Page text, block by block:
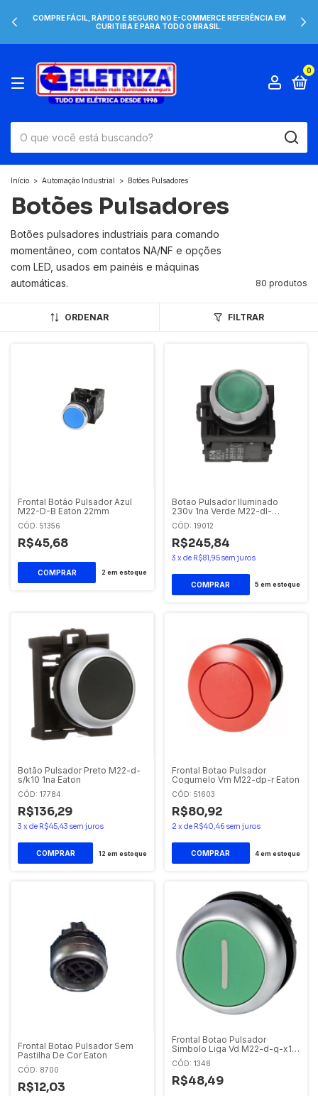
COMPRE FÁCIL, RÁPIDO E SEGURO NO E-COMMERCE REFERÊNCIA EM
CURITIBA E PARA TODO O BRASIL.
0
Início > Automação Industrial > Botões Pulsadores
Botões Pulsadores
Botões pulsadores industriais para comando
momentâneo, com contatos NA/NF e opções
com LED, usados ​​em painéis e máquinas
automáticas.
80 produtos
ORDENAR FILTRAR
Frontal Botão Pulsador Azul
M22-D-B Eaton 22mm
CÓD: 51356
R$45,68
2 em estoque
Botao Pulsador Iluminado
230v 1na Verde M22-dl-
g/k10/230 Eaton
CÓD: 19012
R$245,84
3 x de R$81,95sem juros
5 em estoque
Botão Pulsador Preto M22-d-
s/k10 1na Eaton
CÓD: 17784
R$136,29
3 x de R$45,43 sem juros
12 em estoque
Frontal Botao Pulsador
Cogumelo Vm M22-dp-r Eaton
CÓD: 51603
R$80,92
2 x de R$40,46 sem juros
4em estoque
Frontal Botao Pulsador Sem
Pastilha De Cor Eaton
CÓD: 8700
R$12,03
Frontal Botao Pulsador
Simbolo Liga Vd M22-d-g-x1
Eaton
CÓD: 1348
R$48,49